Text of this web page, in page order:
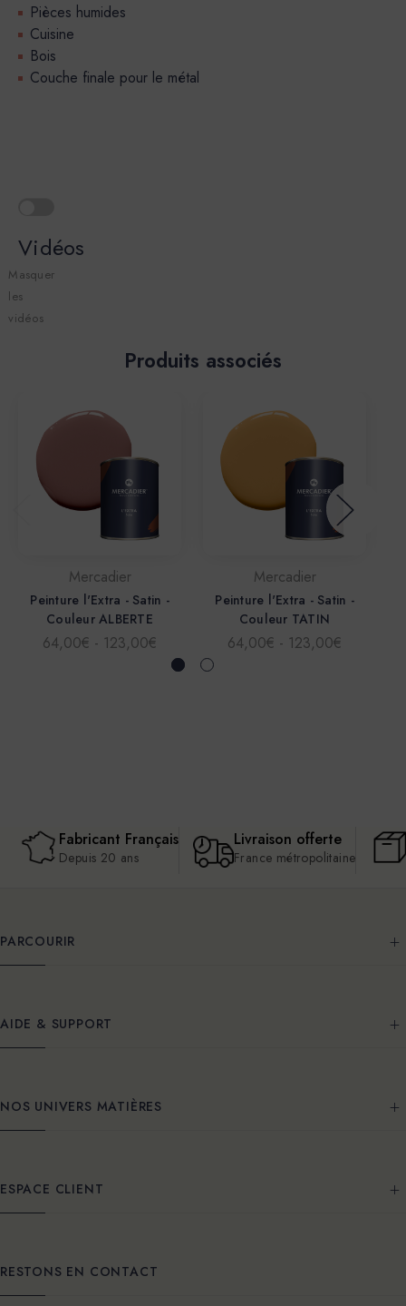
Pièces humides
Cuisine
Bois
Couche finale pour le métal
Vidéos
Masquer
les
vidéos
Produits associés
Mercadier
Peinture l'Extra - Satin -
Couleur ALBERTE
64,00€ - 123,00€
Mercadier
Peinture l'Extra - Satin -
Couleur TATIN
64,00€ - 123,00€
Fabricant Français
Depuis 20 ans
Livraison offerte
France métropolitaine
PARCOURIR
AIDE & SUPPORT
NOS UNIVERS MATIÈRES
ESPACE CLIENT
RESTONS EN CONTACT